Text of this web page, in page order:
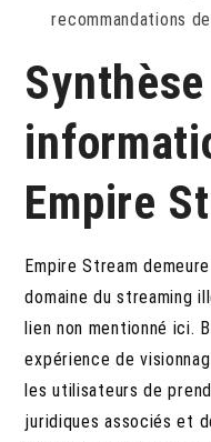
recommandations
Empire
Empire Stream
domaine du streaming
lien non mentionné ici.
expérience de
les utilisateurs de
juridiques associés et